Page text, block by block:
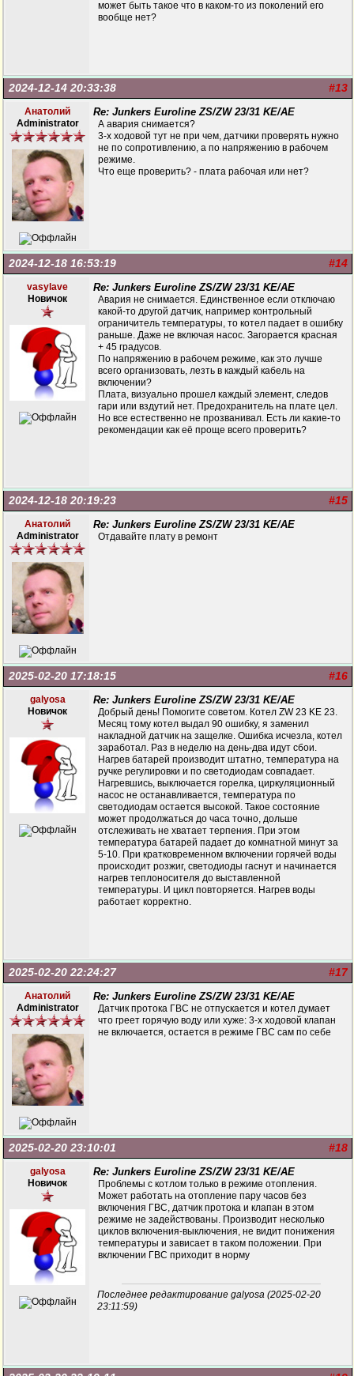
может быть такое что в каком-то из поколений его
вообще нет?
#13
2024-12-14 20:33:38
Анатолий
Administrator
Re: Junkers Euroline ZS/ZW 23/31 KE/AE
А авария снимается?
3-х ходовой тут не при чем, датчики проверять нужно
не по сопротивлению, а по напряжению в рабочем
режиме.
Что еще проверить? - плата рабочая или нет?
#14
2024-12-18 16:53:19
vasylave
Новичок
Re: Junkers Euroline ZS/ZW 23/31 KE/AE
Авария не снимается. Единственное если отключаю
какой-то другой датчик, например контрольный
ограничитель температуры, то котел падает в ошибку
раньше. Даже не включая насос. Загорается красная
+ 45 градусов.
По напряжению в рабочем режиме, как это лучше
всего организовать, лезть в каждый кабель на
включении?
Плата, визуально прошел каждый элемент, следов
гари или вздутий нет. Предохранитель на плате цел.
Но все естественно не прозванивал. Есть ли какие-то
рекомендации как её проще всего проверить?
#15
2024-12-18 20:19:23
Анатолий
Administrator
Re: Junkers Euroline ZS/ZW 23/31 KE/AE
Отдавайте плату в ремонт
#16
2025-02-20 17:18:15
galyosa
Новичок
Re: Junkers Euroline ZS/ZW 23/31 KE/AE
Добрый день! Помогите советом. Котел ZW 23 KE 23.
Месяц тому котел выдал 90 ошибку, я заменил
накладной датчик на защелке. Ошибка исчезла, котел
заработал. Раз в неделю на день-два идут сбои.
Нагрев батарей производит штатно, температура на
ручке регулировки и по светодиодам совпадает.
Нагревшись, выключается горелка, циркуляционный
насос не останавливается, температура по
светодиодам остается высокой. Такое состояние
может продолжаться до часа точно, дольше
отслеживать не хватает терпения. При этом
температура батарей падает до комнатной минут за
5-10. При кратковременном включении горячей воды
происходит розжиг, светодиоды гаснут и начинается
нагрев теплоносителя до выставленной
температуры. И цикл повторяется. Нагрев воды
работает корректно.
#17
2025-02-20 22:24:27
Анатолий
Administrator
Re: Junkers Euroline ZS/ZW 23/31 KE/AE
Датчик протока ГВС не отпускается и котел думает
что греет горячую воду или хуже: 3-х ходовой клапан
не включается, остается в режиме ГВС сам по себе
#18
2025-02-20 23:10:01
galyosa
Новичок
Re: Junkers Euroline ZS/ZW 23/31 KE/AE
Проблемы с котлом только в режиме отопления.
Может работать на отопление пару часов без
включения ГВС, датчик протока и клапан в этом
режиме не задействованы. Производит несколько
циклов включения-выключения, не видит понижения
температуры и зависает в таком положении. При
включении ГВС приходит в норму
Последнее редактирование galyosa (2025-02-20
23:11:59)